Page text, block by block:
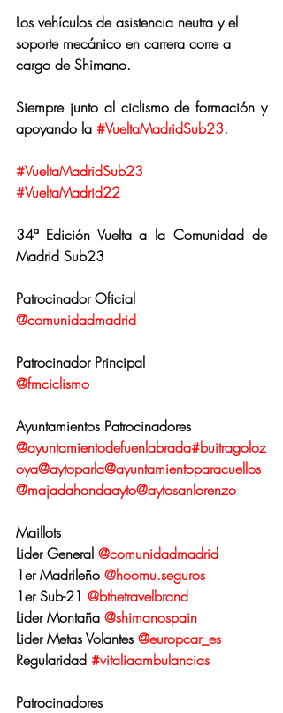
Los vehículos de asistencia neutra y el
soporte mecánico en carrera corre a
cargo de Shimano.
Siempre junto al ciclismo de formación y
apoyando la #VueltaMadridSub23.
#VueltaMadridSub23
#VueltaMadrid22
34ª Edición Vuelta a la Comunidad de
Madrid Sub23
Patrocinador Oficial
@comunidadmadrid
Patrocinador Principal
@fmciclismo
Ayuntamientos Patrocinadores
@ayuntamientodefuenlabrada#buitragoloz
oya@aytoparla@ayuntamientoparacuellos
@majadahondaayto@aytosanlorenzo
Maillots
Lider General @comunidadmadrid
1er Madrileño @hoomu.seguros
1er Sub-21 @bthetravelbrand
Lider Montaña @shimanospain
Lider Metas Volantes @europcar_es
Regularidad #vitaliaambulancias
Patrocinadores